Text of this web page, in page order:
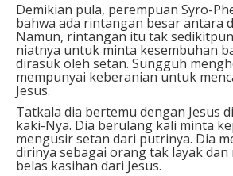
Demikian pula, perempuan Syro-
bahwa ada rintangan besar antara
Namun, rintangan itu tak
niatnya untuk minta kesembuhan
dirasuk oleh setan. Sungguh
mempunyai keberanian untuk
Jesus.
Tatkala dia bertemu dengan Jesus
kaki-Nya. Dia berulang kali minta
mengusir setan dari putrinya. Dia
dirinya sebagai orang tak layak
belas kasihan dari Jesus.